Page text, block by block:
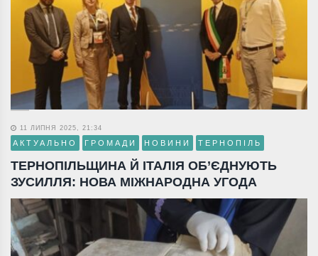
11 ЛИПНЯ 2025, 21:34
АКТУАЛЬНО ГРОМАДИ НОВИНИ ТЕРНОПІЛЬ
ТЕРНОПІЛЬЩИНА Й ІТАЛІЯ ОБ’ЄДНУЮТЬ
ЗУСИЛЛЯ: НОВА МІЖНАРОДНА УГОДА